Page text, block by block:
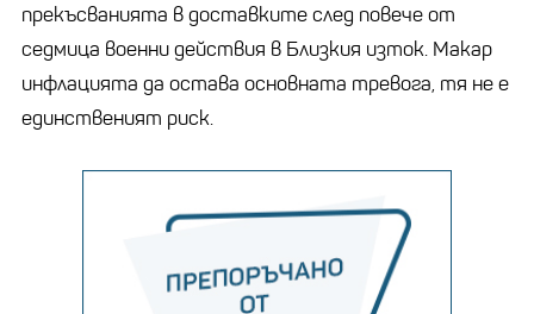
прекъсванията в доставките след повече от
седмица военни действия в Близкия изток. Макар
инфлацията да остава основната тревога, тя не е
единственият риск.